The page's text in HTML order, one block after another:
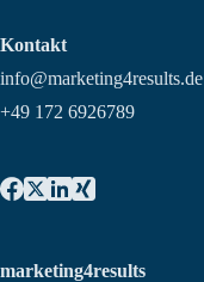
Kontakt
info@marketing4results.de
+49 172 6926789
marketing4results